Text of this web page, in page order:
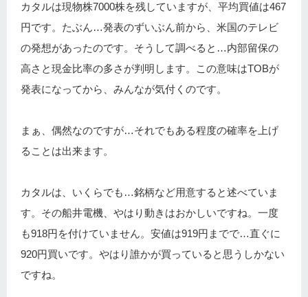
カタルは現物株7000株を残していますが、平均買値は467
円です。たぶん…発表のずいぶん前から、米国のテレビ
の発想があったのです。そうして調べると…内部留保の
高さと現金比率の多さが判明します。この意味はTOBが
発表になってから、みんなが気付くのです。
まぁ、偶然なのですが…それでもある程度の確率を上げ
ることは出来ます。
カタルは、いくらでも…銘柄など用意すると述べていま
す。その船井電機、やはり動きはおかしいですね。一度
も918円を付けていません。安値は919円までで…直ぐに
920円買いです。やはり誰かが買っていると思うしかない
ですね。